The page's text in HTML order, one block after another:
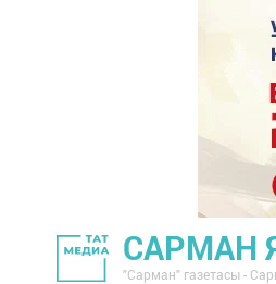
САРМАН
"Сарман" газетасы -